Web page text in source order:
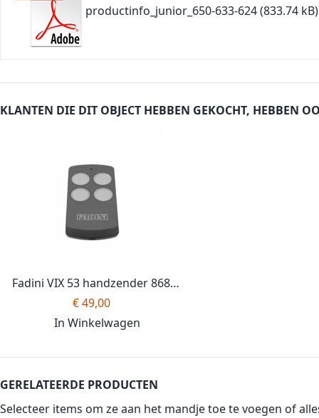
productinfo_junior_650-633-624(833.74 kB)
KLANTEN DIE DIT OBJECT HEBBEN GEKOCHT, HEBBEN
Fadini VIX 53 handzender 868
Mhz, grijs
€ 49,00
In Winkelwagen
GERELATEERDE PRODUCTEN
Selecteer items om ze aan het mandje toe te voegen of